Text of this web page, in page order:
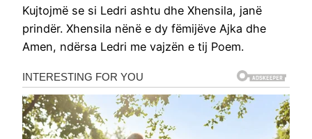
Kujtojmë se si Ledri ashtu dhe Xhensila, janë
prindër. Xhensila nënë e dy fëmijëve Ajka dhe
Amen, ndërsa Ledri me vajzën e tij Poem.